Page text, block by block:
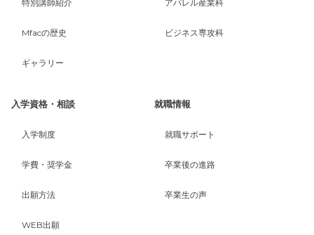
特別講師紹介
Mfacの歴史
ギャラリー
アパレル産業科
ビジネス専攻科
入学資格・相談
入学制度
学費・奨学金
出願方法
WEB出願
就職情報
就職サポート
卒業後の進路
卒業生の声